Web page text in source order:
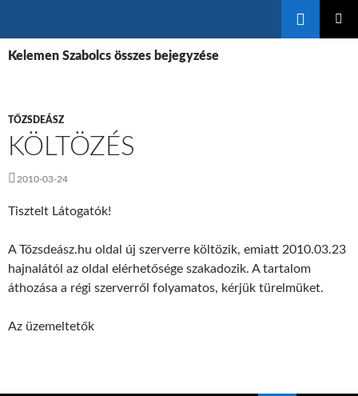
A
Kelemen Szabolcs összes bejegyzése
TŐZSDEÁSZ
KÖLTÖZÉS
2010-03-24
Tisztelt Látogatók!
A Tőzsdeász.hu oldal új szerverre költözik, emiatt 2010.03.23
hajnalától az oldal elérhetősége szakadozik. A tartalom
áthozása a régi szerverről folyamatos, kérjük türelmüket.
Az üzemeltetők